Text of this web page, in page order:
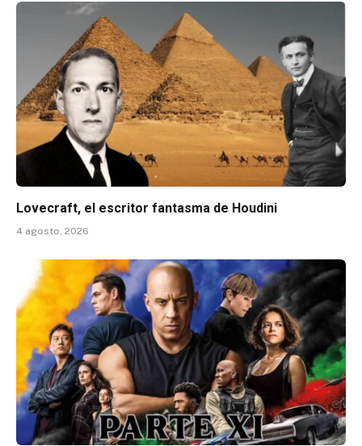
Lovecraft, el escritor fantasma de Houdini
4 agosto, 2026